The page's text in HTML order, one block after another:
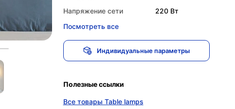
Напряжение сети
220 Вт
Посмотреть все
Индивидуальные параметры
Полезные ссылки
Все товары Table lamps